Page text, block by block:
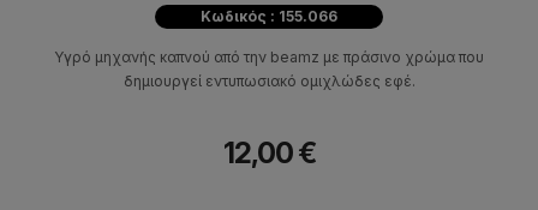
Κωδικός : 155.066
Υγρό μηχανής καπνού από την beamz με πράσινο χρώμα που
δημιουργεί εντυπωσιακό ομιχλώδες εφέ.
12,00 €